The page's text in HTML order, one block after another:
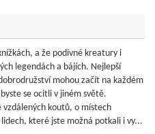
a že podivné kreatury i
legendách a bájích. Nejlepší
mohou začít na každém
se ocitli v jiném světě.
vzdálených koutů, o místech
které jste možná potkali i vy...